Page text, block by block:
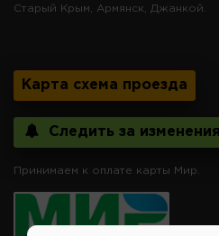
Старый Крым, Армянск, Джанкой.
Карта схема проезда
Следить за
Принимаем к оплате карты Мир.